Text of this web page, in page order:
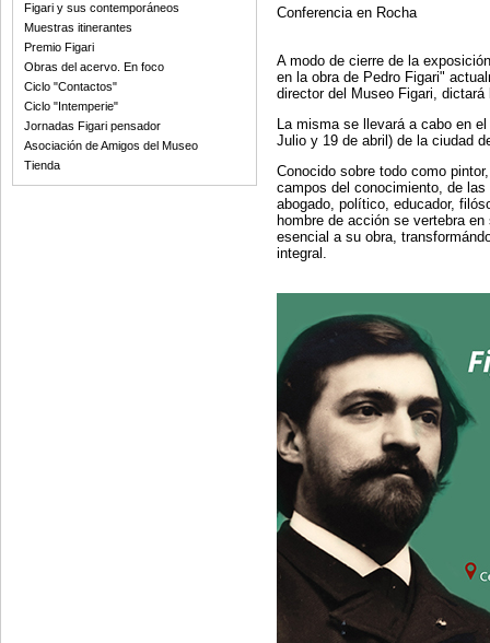
Figari y sus contemporáneos
Muestras itinerantes
Premio Figari
Obras del acervo. En foco
Ciclo "Contactos"
Ciclo "Intemperie"
Jornadas Figari pensador
Asociación de Amigos del Museo
Tienda
Conferencia en Rocha
A modo de cierre de la
en la obra de Pedro Figari"
director del Museo Figari,
La misma se llevará a cabo en el
Julio y 19 de abril) de la ciudad
Conocido sobre todo como
campos del conocimiento, de
abogado, político, educador,
hombre de acción se vertebra
esencial a su obra,
integral.